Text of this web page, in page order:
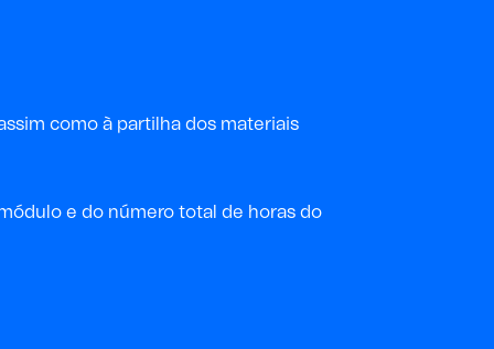
como à partilha dos materiais
e do número total de horas do